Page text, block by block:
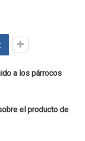
a los párrocos
el producto de